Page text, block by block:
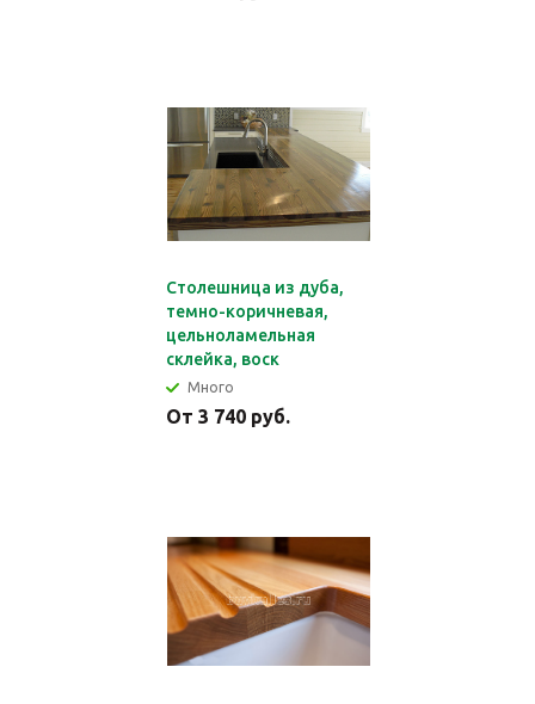
Столешница из дуба,
темно-коричневая,
цельноламельная
склейка, воск
Много
От 3 740 руб.